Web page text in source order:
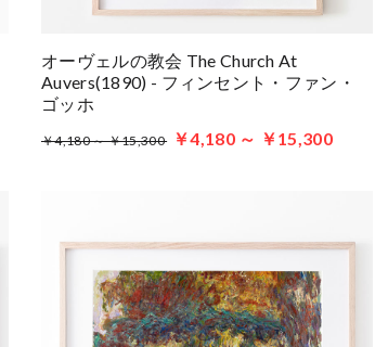
オーヴェルの教会 The Church At
Auvers(1890) - フィンセント・ファン・
ゴッホ
￥4,180 ～ ￥15,300 ￥4,180 ～ ￥15,300